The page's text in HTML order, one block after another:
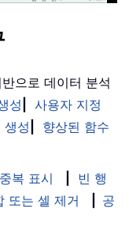
반으로 데이터 분석
성
사용자 지정
생성
향상된 함수
복 표시
빈 행
또는 셀 제거
공